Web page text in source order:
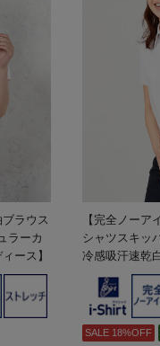
ブラウス
ラーカ
ース】
【完全ノーア
シャツスキッ
冷感吸汗速乾
ディース】
SALE 18%OFF